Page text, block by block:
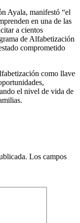
Ayala, manifestó “el
en una de las
a cientos
de Alfabetización
comprometido
como llave
el nivel de vida de
Los campos